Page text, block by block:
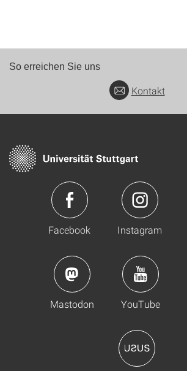
So erreichen Sie uns
Kontakt
Facebook Instagram
Mastodon YouTube